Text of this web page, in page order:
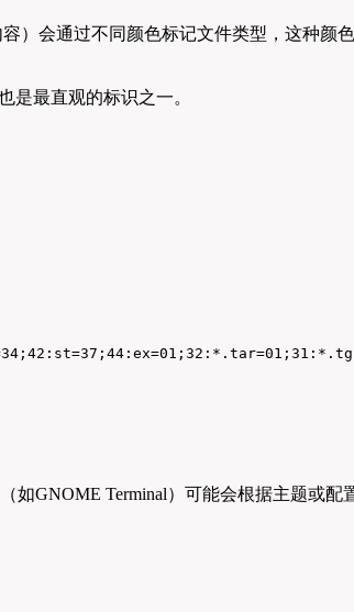
）会通过不同颜色标记文件类型，这种颜色
是最直观的标识之一。
如GNOME Terminal）可能会根据主题或配